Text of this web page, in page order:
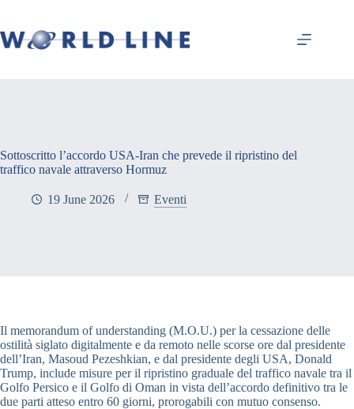
Sottoscritto l’accordo USA-Iran che prevede il ripristino del
traffico navale attraverso Hormuz
19 June 2026 Eventi
Il memorandum of understanding (M.O.U.) per la cessazione delle
ostilità siglato digitalmente e da remoto nelle scorse ore dal presidente
dell’Iran, Masoud Pezeshkian, e dal presidente degli USA, Donald
Trump, include misure per il ripristino graduale del traffico navale tra il
Golfo Persico e il Golfo di Oman in vista dell’accordo definitivo tra le
due parti atteso entro 60 giorni, prorogabili con mutuo consenso.